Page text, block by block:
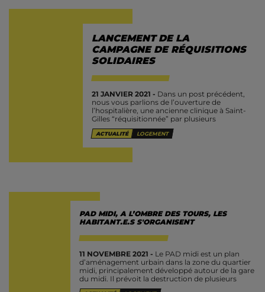
LANCEMENT DE LA
CAMPAGNE DE RÉQUISITIONS
SOLIDAIRES
21 JANVIER 2021 - Dans un post précédent,
nous vous parlions de l’ouverture de
l’hospitalière, une ancienne clinique à Saint-
Gilles “réquisitionnée” par plusieurs
groupes pour la transformer en un
bâtiment servant de logement et...
ACTUALITÉ LOGEMENT
PAD MIDI, A L’OMBRE DES TOURS, LES
HABITANT.E.S S'ORGANISENT
11 NOVEMBRE 2021 - Le PAD midi est un plan
d’aménagement urbain dans la zone du quartier
midi, principalement développé autour de la gare
du midi. Il prévoit la destruction de plusieurs
bâtiments suivie...